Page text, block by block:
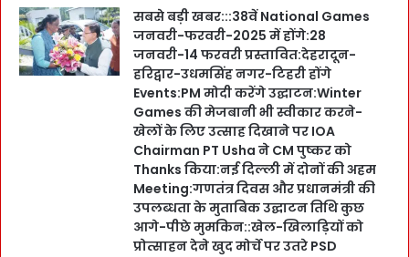
सबसे बड़ी खबर:::38वें National Games
जनवरी-फरवरी-2025 में होंगे:28
जनवरी-14 फरवरी प्रस्तावित:देहरादून-
हरिद्वार-उधमसिंह नगर-टिहरी होंगे
Events:PM मोदी करेंगे उद्घाटन:Winter
Games की मेजबानी भी स्वीकार करने-
खेलों के लिए उत्साह दिखाने पर IOA
Chairman PT Usha ने CM पुष्कर को
Thanks किया:नई दिल्ली में दोनों की अहम
Meeting:गणतंत्र दिवस और प्रधानमंत्री की
उपलब्धता के मुताबिक उद्घाटन तिथि कुछ
आगे-पीछे मुमकिन::खेल-खिलाड़ियों को
प्रोत्साहन देने खुद मोर्चे पर उतरे PSD